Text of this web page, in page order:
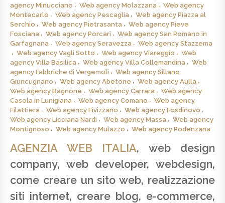
agency Minucciano
Web agency Molazzana
Web agency
Montecarlo
Web agency Pescaglia
Web agency Piazza al
Serchio
Web agency Pietrasanta
Web agency Pieve
Fosciana
Web agency Porcari
Web agency San Romano in
Garfagnana
Web agency Seravezza
Web agency Stazzema
Web agency Vagli Sotto
Web agency Viareggio
Web
agency Villa Basilica
Web agency Villa Collemandina
Web
agency Fabbriche di Vergemoli
Web agency Sillano
Giuncugnano
Web agency Abetone
Web agency Aulla
Web agency Bagnone
Web agency Carrara
Web agency
Casola in Lunigiana
Web agency Comano
Web agency
Filattiera
Web agency Fivizzano
Web agency Fosdinovo
Web agency Licciana Nardi
Web agency Massa
Web agency
Montignoso
Web agency Mulazzo Web agency Podenzana
AGENZIA WEB ITALIA, web design
company, web developer, webdesign,
come creare un sito web, realizzazione
siti internet, creare blog, e-commerce,